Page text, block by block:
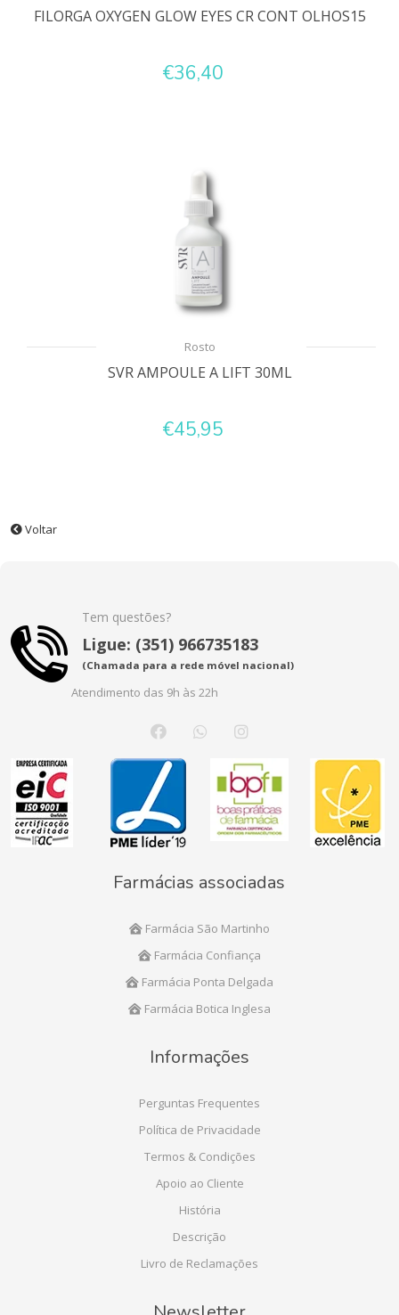
FILORGA OXYGEN GLOW EYES CR CONT OLHOS15
€36,40
Rosto
SVR AMPOULE A LIFT 30ML
€45,95
Voltar
Tem questões?
Ligue: (351) 966735183
(Chamada para a rede móvel nacional)
Atendimento das 9h às 22h
Farmácias associadas
Farmácia São Martinho
Farmácia Confiança
Farmácia Ponta Delgada
Farmácia Botica Inglesa
Informações
Perguntas Frequentes
Política de Privacidade
Termos & Condições
Apoio ao Cliente
História
Descrição
Livro de Reclamações